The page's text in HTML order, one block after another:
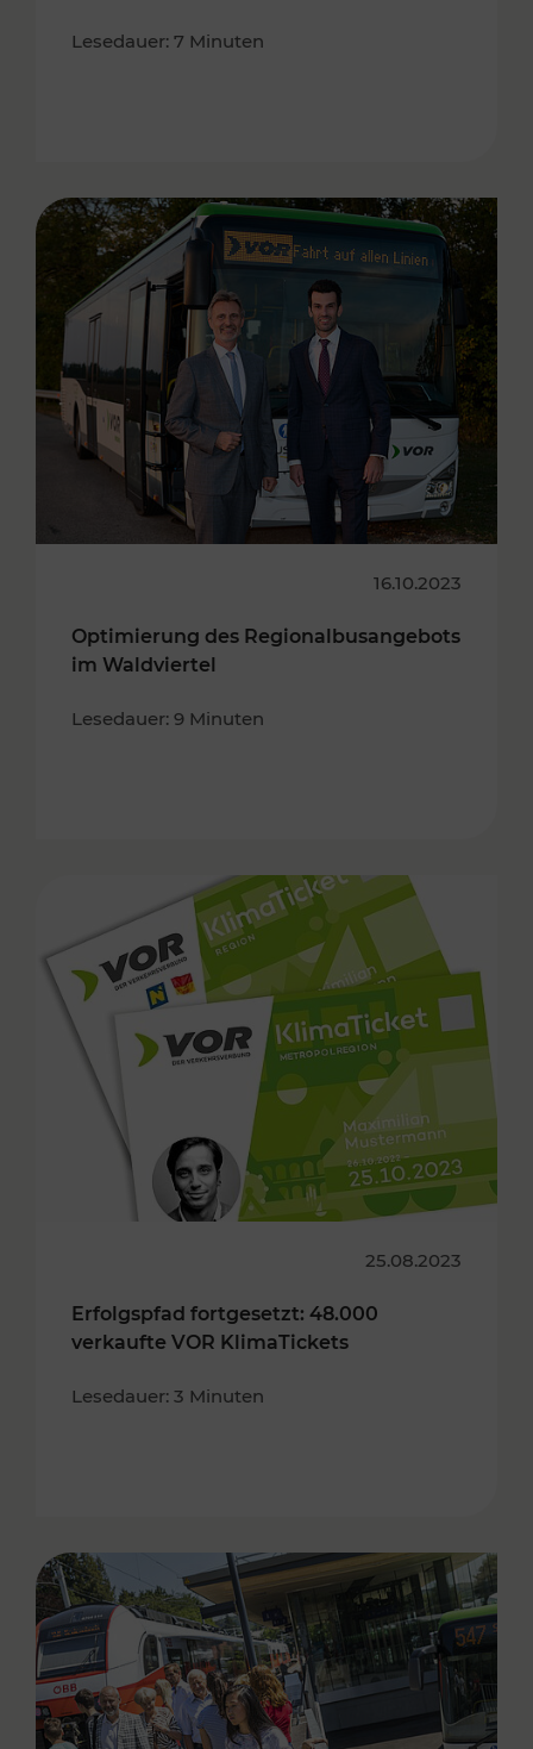
Lesedauer: 7 Minuten
16.10.2023
Optimierung des Regionalbusangebots
im Waldviertel
Lesedauer: 9 Minuten
25.08.2023
Erfolgspfad fortgesetzt: 48.000
verkaufte VOR KlimaTickets
Lesedauer: 3 Minuten